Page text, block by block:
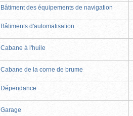
Bâtiment des équipements de navigation
Bâtiments d'automatisation
Cabane à l'huile
Cabane de la corne de brume
Dépendance
Garage